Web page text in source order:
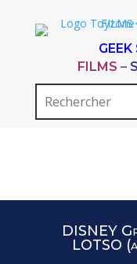
GEEK
FILMS –
DISNEY
LOTSO